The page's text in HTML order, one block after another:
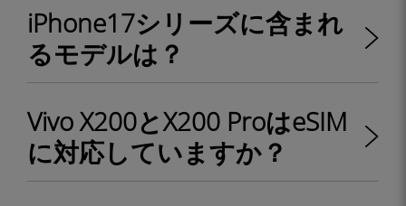
iPhone17シリーズに含まれ
るモデルは？
Vivo X200とX200 ProはeSIM
に対応していますか？